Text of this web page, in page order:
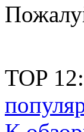
TOP 12: